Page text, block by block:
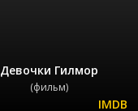
Девочки Гилмор
(фильм)